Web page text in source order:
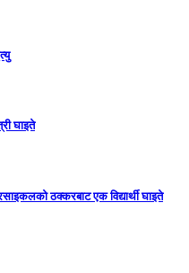
घाइते
ठक्करबाट एक विद्यार्थी घाइते